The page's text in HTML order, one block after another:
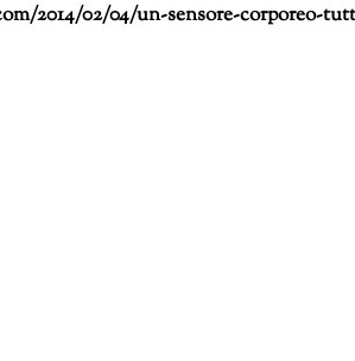
2014/02/04/un-sensore-corporeo-